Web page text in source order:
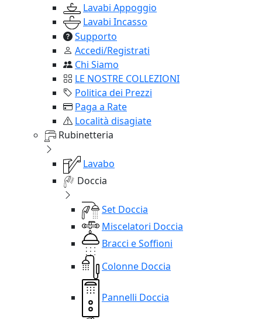
Lavabi Appoggio
Lavabi Incasso
Supporto
Accedi/Registrati
Chi Siamo
LE NOSTRE COLLEZIONI
Politica dei Prezzi
Paga a Rate
Località disagiate
Rubinetteria
Lavabo
Doccia
Set Doccia
Miscelatori Doccia
Bracci e Soffioni
Colonne Doccia
Pannelli Doccia